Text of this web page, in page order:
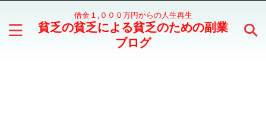
借金１,０００万円からの人生再生
貧乏の貧乏による貧乏のための副業
ブログ